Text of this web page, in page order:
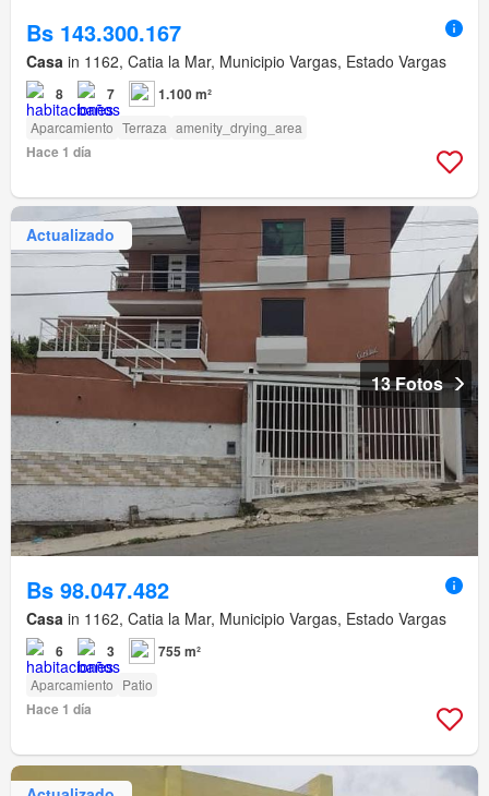
Bs 143.300.167
Casa in 1162, Catia la Mar, Municipio Vargas, Estado Vargas
8 7 1.100 m²
Aparcamiento Terraza amenity_drying_area
Hace 1 día
Actualizado
13 Fotos
Bs 98.047.482
Casa in 1162, Catia la Mar, Municipio Vargas, Estado Vargas
6 3 755 m²
Aparcamiento Patio
Hace 1 día